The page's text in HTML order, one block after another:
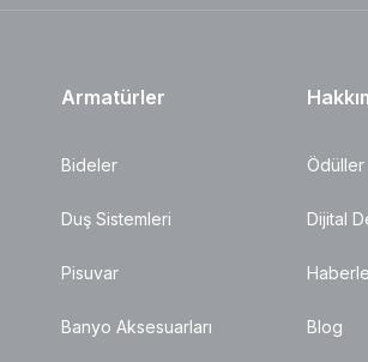
Armatürler
Bideler
Duş Sistemleri
Pisuvar
Banyo Aksesuarları
Ödüller
Dijital
Blog